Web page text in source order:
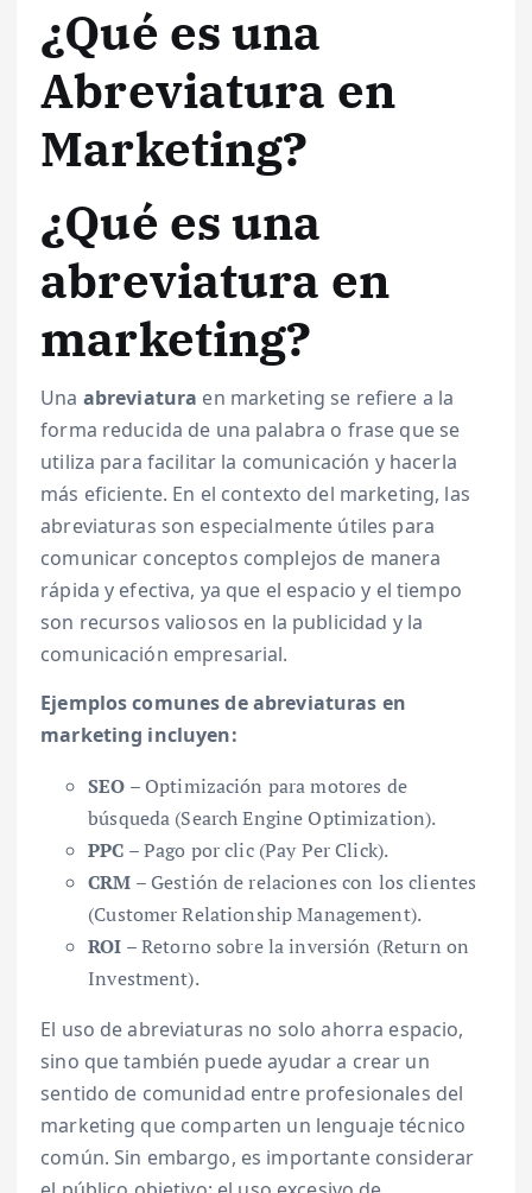
¿Qué es una
Abreviatura en
Marketing?
¿Qué es una
abreviatura en
marketing?
Una abreviatura en marketing se refiere a la
forma reducida de una palabra o frase que se
utiliza para facilitar la comunicación y hacerla
más eficiente. En el contexto del marketing, las
abreviaturas son especialmente útiles para
comunicar conceptos complejos de manera
rápida y efectiva, ya que el espacio y el tiempo
son recursos valiosos en la publicidad y la
comunicación empresarial.
Ejemplos comunes de abreviaturas en
marketing incluyen:
SEO – Optimización para motores de
búsqueda (Search Engine Optimization).
PPC – Pago por clic (Pay Per Click).
CRM – Gestión de relaciones con los clientes
(Customer Relationship Management).
ROI – Retorno sobre la inversión (Return on
Investment).
El uso de abreviaturas no solo ahorra espacio,
sino que también puede ayudar a crear un
sentido de comunidad entre profesionales del
marketing que comparten un lenguaje técnico
común. Sin embargo, es importante considerar